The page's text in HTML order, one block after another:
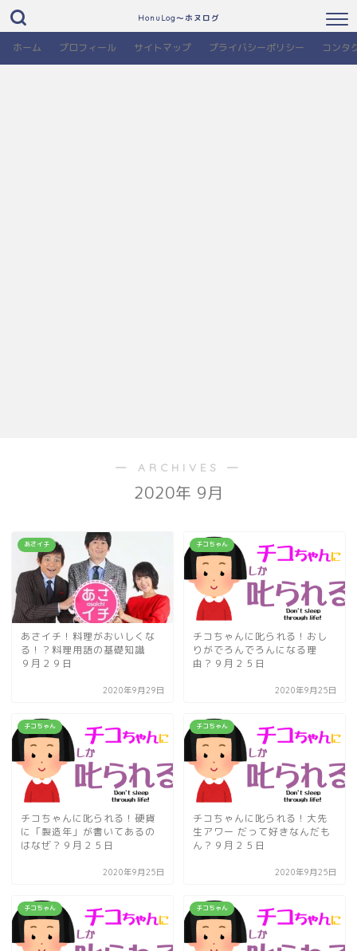
HonuLog～ホヌログ
ホーム プロフィール サイトマップ プライバシーポリシー コンタ
― ARCHIVES ―
2020年 9月
あさイチ
あさイチ！料理がおいしくな
る！？料理用語の基礎知識
９月２９日
2020年9月29日
チコちゃん
チコちゃんに叱られる！おし
りがでろんでろんになる理
由？９月２５日
2020年9月25日
チコちゃん
チコちゃんに叱られる！硬貨
に「製造年」が書いてあるの
はなぜ？９月２５日
2020年9月25日
チコちゃん
チコちゃんに叱られる！大先
生アワー だって好きなんだも
ん？９月２５日
2020年9月25日
チコちゃん チコちゃん